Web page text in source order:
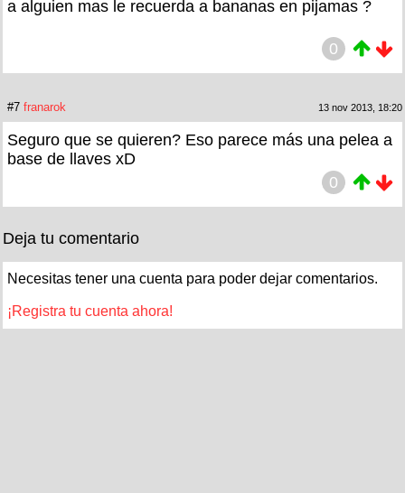
a alguien mas le recuerda a bananas en pijamas ?
0
#7 franarok 13 nov 2013, 18:20
Seguro que se quieren? Eso parece más una pelea a
base de llaves xD
0
Deja tu comentario
Necesitas tener una cuenta para poder dejar comentarios.
¡Registra tu cuenta ahora!